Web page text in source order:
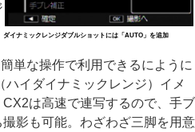
ダイナミックレンジダブルショットには「AUTO」を追加
単な操作で利用できるにように
イダイナミックレンジ）イメ
は高速で連写するので、手ブ
影も可能。わざわざ三脚を用意